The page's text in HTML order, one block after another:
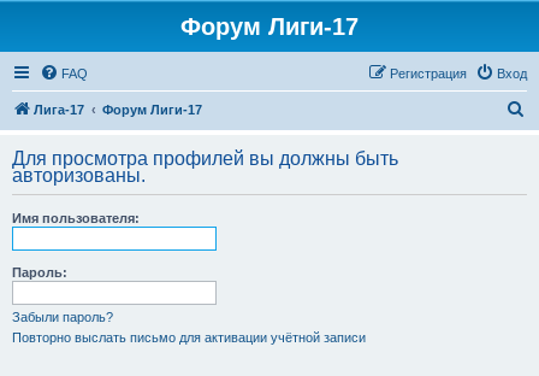
Форум Лиги-17
FAQ Вход
Регистрация
Лига-17 Форум Лиги-17
с
Для просмотра профилей вы должны быть
авторизованы.
Имя пользователя:
Пароль:
Забыли пароль?
Повторно выслать письмо для активации учётной записи